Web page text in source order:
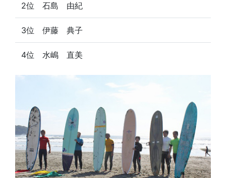
2位 石島 由紀
3位 伊藤 典子
4位 水嶋 直美